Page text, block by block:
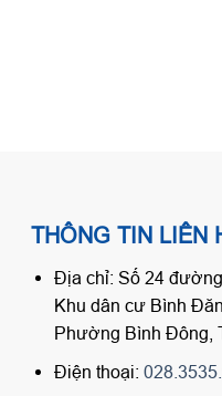
THÔNG TIN LIÊN
Địa chỉ: Số 24 đường
Khu dân cư Bình
Phường Bình Đông,
Điện thoại: